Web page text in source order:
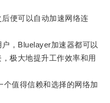
便可以自动加速网络连
，Bluelayer加速器都可以
极大地提升工作效率和用
值得信赖和选择的网络加